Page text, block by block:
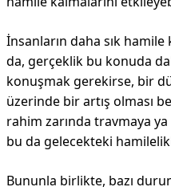
İnsanların daha sık hamile
da, gerçeklik bu konuda
konuşmak gerekirse, bir
üzerinde bir artış olması
rahim zarında travmaya
bu da gelecekteki
Bununla birlikte, bazı